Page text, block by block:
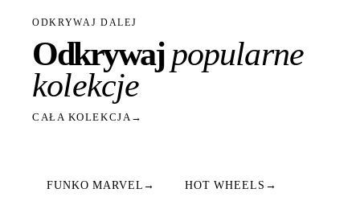
ODKRYWAJ DALEJ
Odkrywajpopularne
kolekcje
CAŁA KOLEKCJA →
FUNKO MARVEL → HOT WHEELS →